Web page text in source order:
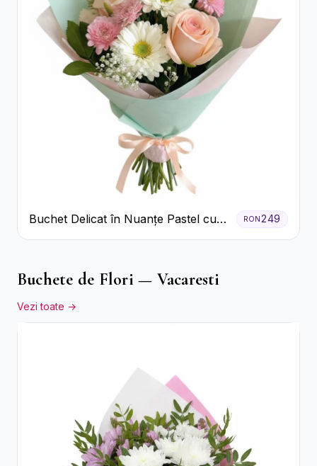
Buchet Delicat în Nuanțe Pastel cu
Trandafiri și Crizanteme Roz
RON249
Buchete de Flori — Vacaresti
Vezi toate →